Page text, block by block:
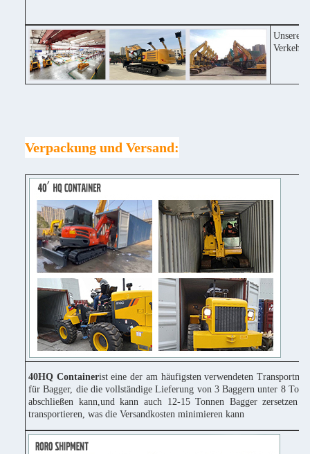
Unsere
Verpackung und Versand:
40HQ Containerist eine der am häufigsten verwendeten
für Bagger, die die vollständige Lieferung von 3 Baggern unter 8
abschließen kann,und kann auch 12-15 Tonnen Bagger zersetzen
transportieren, was die Versandkosten minimieren kann